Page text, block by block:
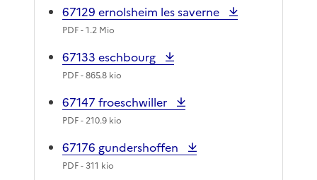
67129 ernolsheim les saverne
PDF- 1.2 Mio
67133 eschbourg
PDF- 865.8 kio
67147 froeschwiller
PDF- 210.9 kio
67176 gundershoffen
PDF- 311 kio